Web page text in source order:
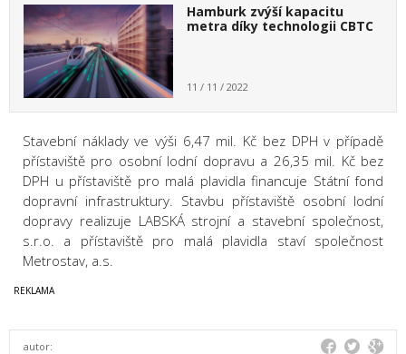
Hamburk zvýší kapacitu
metra díky technologii CBTC
11 / 11 / 2022
Stavební náklady ve výši 6,47 mil. Kč bez DPH v případě
přístaviště pro osobní lodní dopravu a 26,35 mil. Kč bez
DPH u přístaviště pro malá plavidla financuje Státní fond
dopravní infrastruktury. Stavbu přístaviště osobní lodní
dopravy realizuje LABSKÁ strojní a stavební společnost,
s.r.o. a přístaviště pro malá plavidla staví společnost
Metrostav, a.s.
autor: